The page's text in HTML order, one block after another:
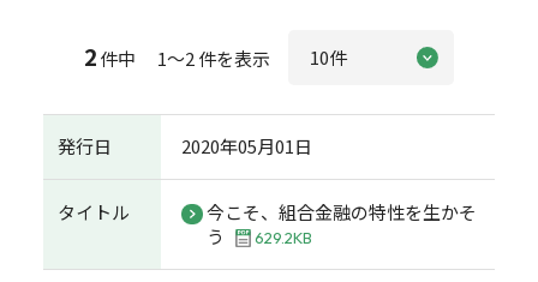
2件中 1～2 件を表示
発行日 2020年05月01日
タイトル
今こそ、組合金融の特性を生かそ
う
629.2KB